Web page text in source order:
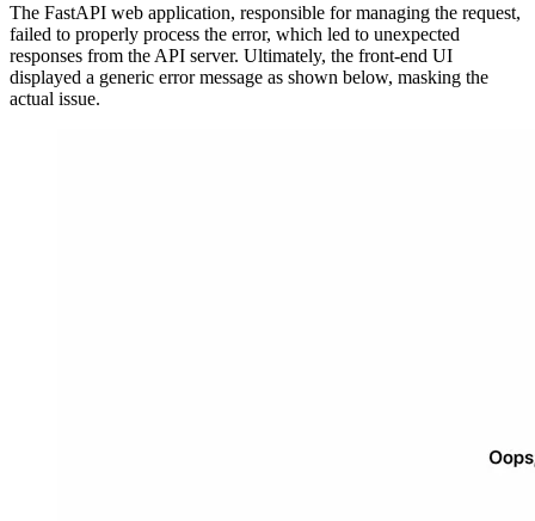
The FastAPI web application, responsible for managing the request,
failed to properly process the error, which led to unexpected
responses from the API server. Ultimately, the front-end UI
displayed a generic error message as shown below, masking the
actual issue.